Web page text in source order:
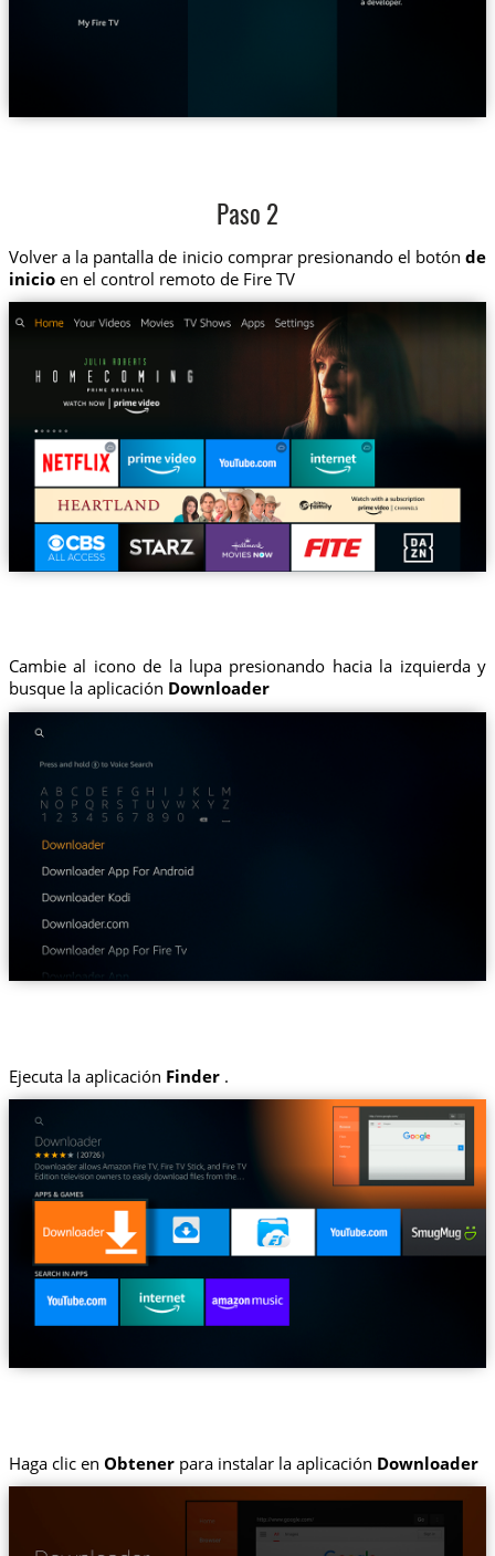
Paso 2
Volver a la pantalla de inicio comprar presionando el botónde
inicioen el control remoto de Fire TV
Cambie al icono de la lupa presionando hacia la izquierda y
busque la aplicación Downloader
Ejecuta la aplicación Finder.
Haga clic en Obtenerpara instalar la aplicación Downloader